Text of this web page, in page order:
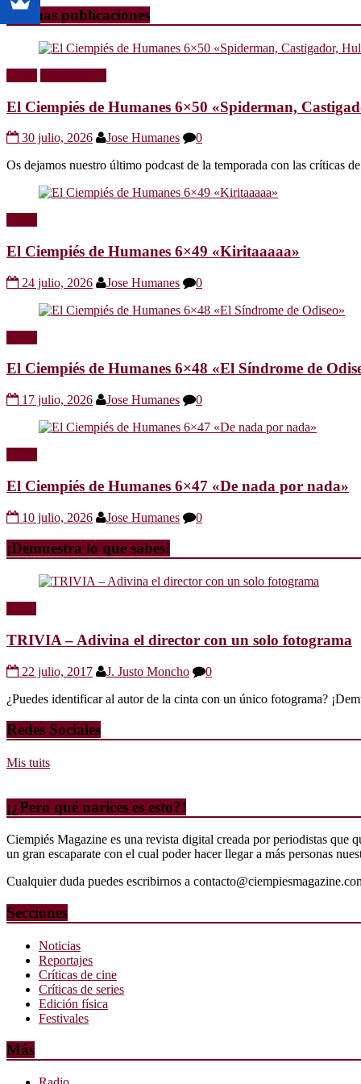
Últimas publicaciones
El Ciempiés de Humanes 6×50 «Spiderman,
30 julio, 2026 Jose Humanes
0
Os dejamos nuestro último podcast de la temporada con las
El Ciempiés de Humanes 6×49 «Kiritaaaaa»
24 julio, 2026 Jose Humanes 0
El Ciempiés de Humanes 6×48 «El Síndrome de
17 julio, 2026 Jose Humanes 0
El Ciempiés de Humanes 6×47 «De nada por nada»
10 julio, 2026 Jose Humanes 0
¡Demuestra lo que sabes!
TRIVIA – Adivina el director con un solo fotograma
22 julio, 2017 J. Justo Moncho
0
¿Puedes identificar al autor de la cinta con un único fotograma?
Redes Sociales
Mis tuits
¡¿Pero qué narices es esto?!
Ciempiés Magazine es una revista digital creada por periodistas que
un gran escaparate con el cual poder hacer llegar a más personas
Cualquier duda puedes escribirnos a
Secciones
Noticias
Reportajes
Críticas de cine
Críticas de series
Edición física
Festivales
Más